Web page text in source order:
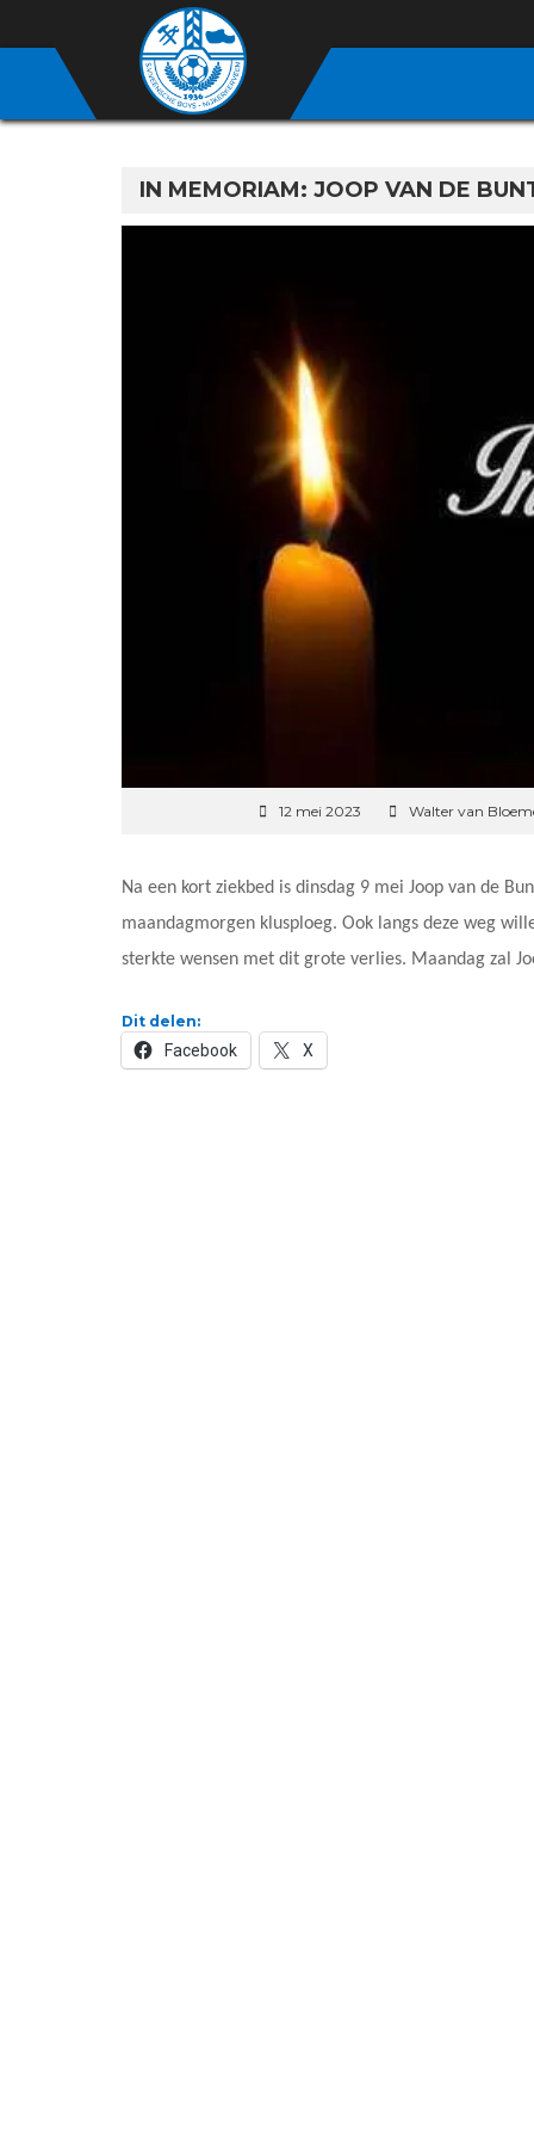
IN MEMORIAM: JOOP VAN DE
12 mei 2023 Walter van
Na een kort ziekbed is dinsdag 9 mei Joop van de
maandagmorgen klusploeg. Ook langs deze weg
sterkte wensen met dit grote verlies. Maandag zal
Dit delen:
Facebook X